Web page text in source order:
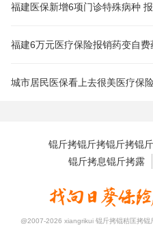
福建医保新增6项门诊特殊病种 报
福建6万元医疗保险报销药变自费
城市居民医保看上去很美医疗保
锟斤拷锟斤拷锟斤拷锟
锟斤拷息锟斤拷露
@2007-2026 xiangrikui 锟斤拷锟秸匡拷锟